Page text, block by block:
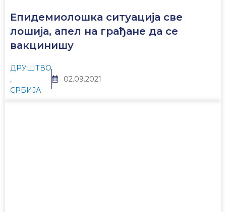
Епидемиолошка ситуација све
лошија, апел на грађане да се
вакцинишу
ДРУШТВО
,
СРБИЈА
02.09.2021